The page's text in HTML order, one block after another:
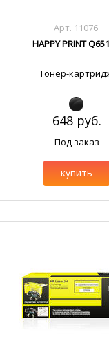
Арт. 11076
HAPPY PRINT
Тонер-
648 руб.
Под заказ
купить